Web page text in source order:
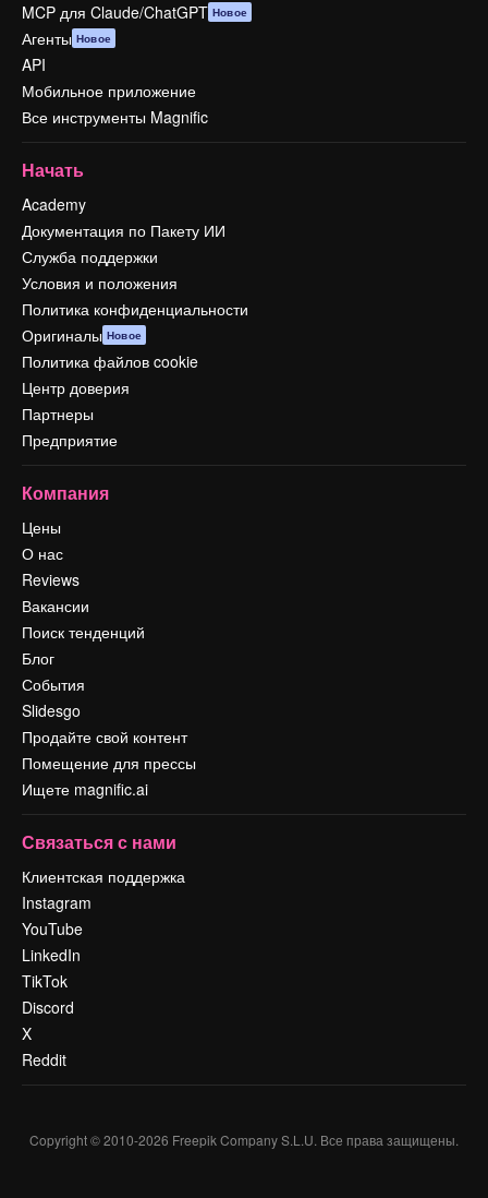
MCP для Claude/ChatGPT Новое
Агенты Новое
API
Мобильное приложение
Все инструменты Magnific
Начать
Academy
Документация по Пакету ИИ
Служба поддержки
Условия и положения
Политика конфиденциальности
Оригиналы Новое
Политика файлов cookie
Центр доверия
Партнеры
Предприятие
Компания
Цены
О нас
Reviews
Вакансии
Поиск тенденций
Блог
События
Slidesgo
Продайте свой контент
Помещение для прессы
Ищете magnific.ai
Связаться с нами
Клиентская поддержка
Instagram
YouTube
LinkedIn
TikTok
Discord
X
Reddit
Copyright © 2010-2026 Freepik Company S.L.U. Все права защищены.